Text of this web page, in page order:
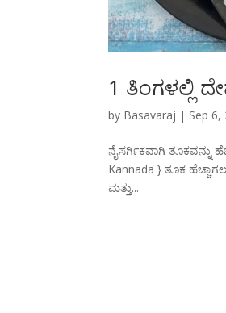
1 ತಿಂಗಳಲ್ಲಿ
by Basavaraj | Sep 6,
ನೈಸರ್ಗಿಕವಾಗಿ ತೂಕವನ್ನು
Kannada } ತೂಕ
ಮತ್ತು...